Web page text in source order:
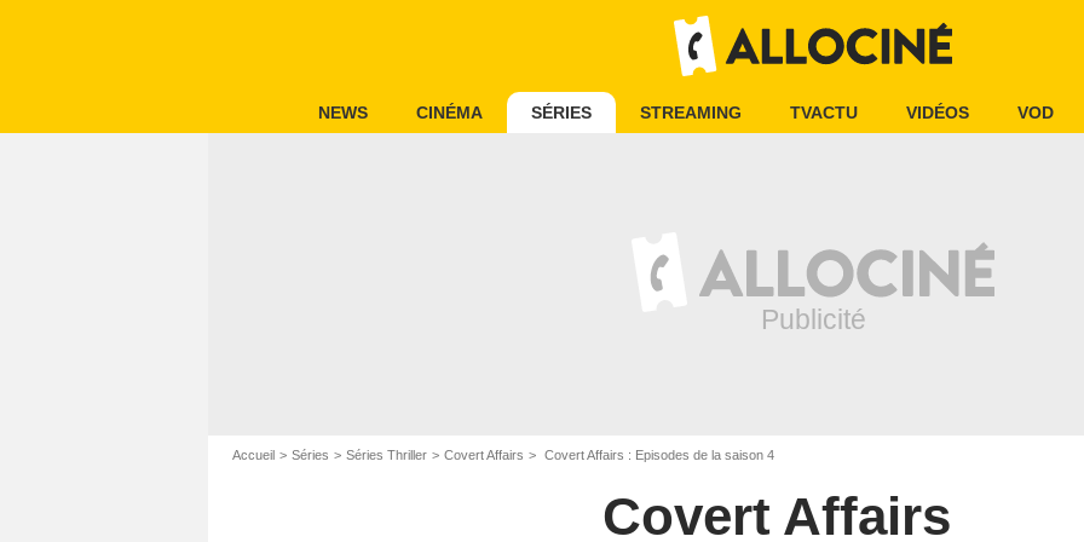
NEWS CINÉMA SÉRIES STREAMING TVACTU VIDÉOS VOD
Accueil Séries Séries Thriller Covert Affairs Covert Affairs : Episodes de la saison 4
Covert Affairs